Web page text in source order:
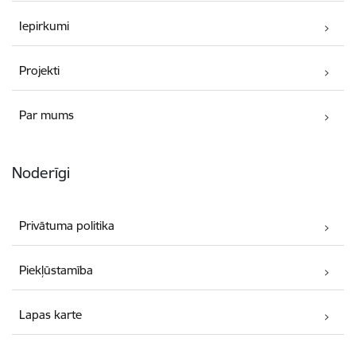
Iepirkumi
Projekti
Par mums
Noderīgi
Privātuma politika
Piekļūstamība
Lapas karte